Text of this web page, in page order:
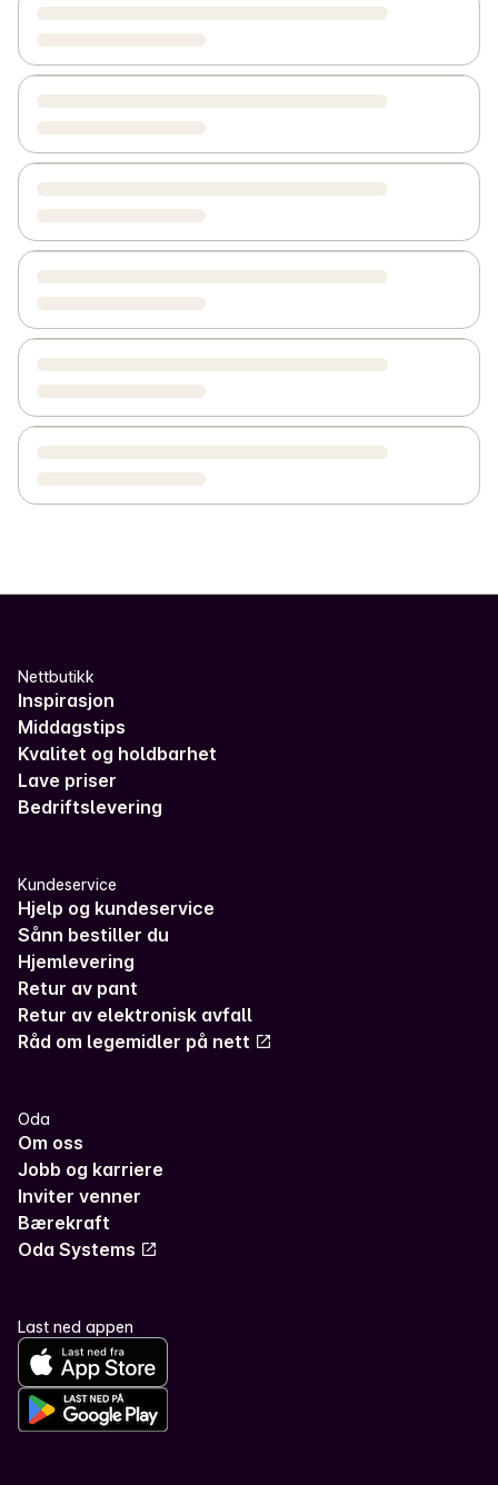
Nettbutikk
Inspirasjon
Middagstips
Kvalitet og holdbarhet
Lave priser
Bedriftslevering
Kundeservice
Hjelp og kundeservice
Sånn bestiller du
Hjemlevering
Retur av pant
Retur av elektronisk avfall
Råd om legemidler på nett
Oda
Om oss
Jobb og karriere
Inviter venner
Bærekraft
Oda Systems
Last ned appen